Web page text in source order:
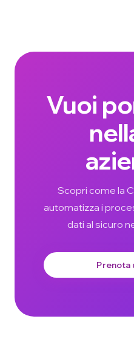
Vuoi
Scopri come la
automatizza i
dati al sicuro
Prenota